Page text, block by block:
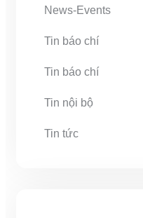
News-Events
Tin báo chí
Tin báo chí
Tin nội bộ
Tin tức